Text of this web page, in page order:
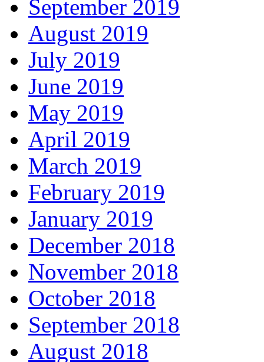
September 2019
August 2019
July 2019
June 2019
May 2019
April 2019
March 2019
February 2019
January 2019
December 2018
November 2018
October 2018
September 2018
August 2018